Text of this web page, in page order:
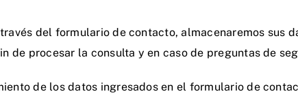
del formulario de contacto, almacenaremos
de procesar la consulta y en caso de preguntas de
de los datos ingresados en el formulario de